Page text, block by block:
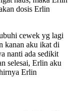
dosis Erlin
cewek yg lagi
kanan aku ikat di
nanti ada sedikit
selesai, Erlin aku
Erlin